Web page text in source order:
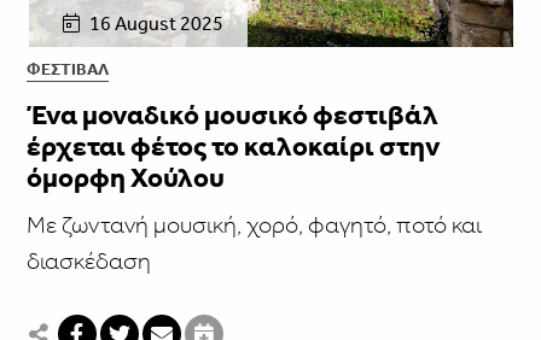
16 August 2025
ΦΕΣΤΙΒΑΛ
Ένα μοναδικό μουσικό φεστιβάλ
έρχεται φέτος το καλοκαίρι στην
όμορφη Χούλου
Με ζωντανή μουσική, χορό, φαγητό, ποτό και
διασκέδαση